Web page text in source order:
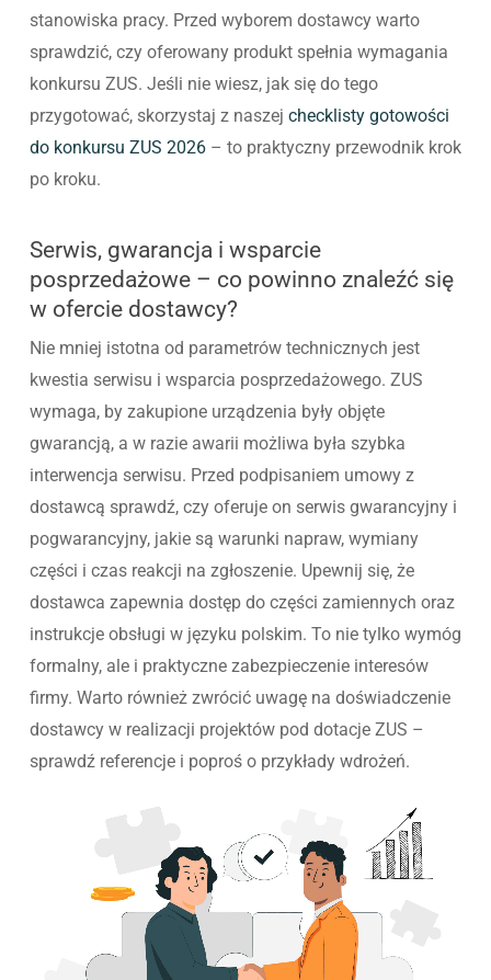
stanowiska pracy. Przed wyborem dostawcy warto
sprawdzić, czy oferowany produkt spełnia wymagania
konkursu ZUS. Jeśli nie wiesz, jak się do tego
przygotować, skorzystaj z naszej checklisty gotowości
do konkursu ZUS 2026– to praktyczny przewodnik krok
po kroku.
Serwis, gwarancja i wsparcie
posprzedażowe – co powinno znaleźć się
w ofercie dostawcy?
Nie mniej istotna od parametrów technicznych jest
kwestia serwisu i wsparcia posprzedażowego. ZUS
wymaga, by zakupione urządzenia były objęte
gwarancją, a w razie awarii możliwa była szybka
interwencja serwisu. Przed podpisaniem umowy z
dostawcą sprawdź, czy oferuje on serwis gwarancyjny i
pogwarancyjny, jakie są warunki napraw, wymiany
części i czas reakcji na zgłoszenie. Upewnij się, że
dostawca zapewnia dostęp do części zamiennych oraz
instrukcje obsługi w języku polskim. To nie tylko wymóg
formalny, ale i praktyczne zabezpieczenie interesów
firmy. Warto również zwrócić uwagę na doświadczenie
dostawcy w realizacji projektów pod dotacje ZUS –
sprawdź referencje i poproś o przykłady wdrożeń.